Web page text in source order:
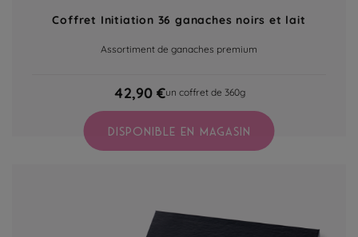
Coffret Initiation 36 ganaches noirs et lait
Assortiment de ganaches premium
42,90 €un coffret de 360g
DISPONIBLE EN MAGASIN